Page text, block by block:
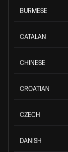
BURMESE
CATALAN
CHINESE
CROATIAN
CZECH
DANISH